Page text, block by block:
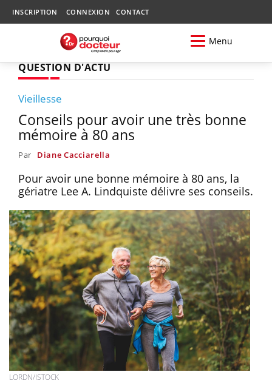
INSCRIPTION CONNEXION CONTACT
Menu
QUESTION D'ACTU
Vieillesse
Conseils pour avoir une très bonne
mémoire à 80 ans
Par Diane Cacciarella
Pour avoir une bonne mémoire à 80 ans, la
gériatre Lee A. Lindquiste délivre ses conseils.
LORDN/ISTOCK